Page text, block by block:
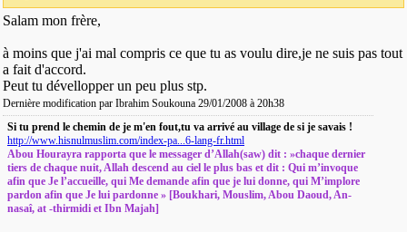
Salam mon frère,
à moins que j'ai mal compris ce que tu as voulu dire,je ne suis pas tout
a fait d'accord.
Peut tu dévellopper un peu plus stp.
Dernière modification par Ibrahim Soukouna 29/01/2008 à 20h38
Si tu prend le chemin de je m'en fout,tu va arrivé au village de si je savais !
http://www.hisnulmuslim.com/index-pa...6-lang-fr.html
Abou Hourayra rapporta que le messager d’Allah(saw) dit : »chaque dernier
tiers de chaque nuit, Allah descend au ciel le plus bas et dit : Qui m’invoque
afin que Je l’accueille, qui Me demande afin que je lui donne, qui M’implore
pardon afin que Je lui pardonne » [Boukhari, Mouslim, Abou Daoud, An-
nasaî, at -thirmidi et Ibn Majah]